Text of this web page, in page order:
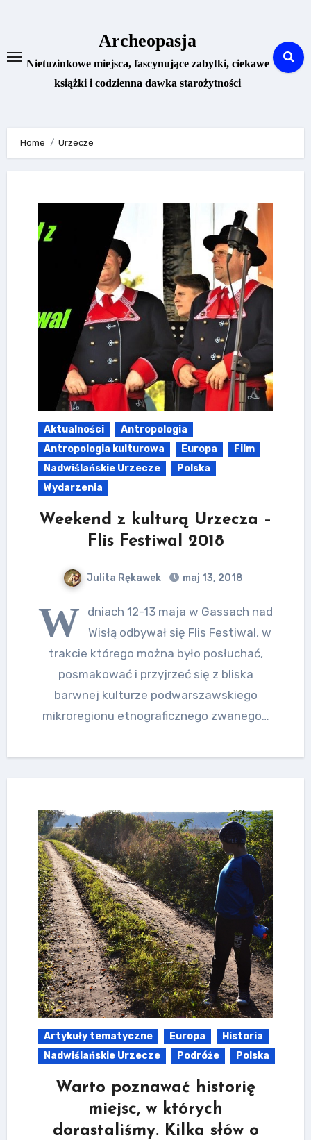
Archeopasja
Nietuzinkowe miejsca, fascynujące zabytki, ciekawe
książki i codzienna dawka starożytności
Home Urzecze
Aktualności
Antropologia
Antropologia kulturowa
Europa
Film
Nadwiślańskie Urzecze
Polska
Wydarzenia
Weekend z kulturą Urzecza –
Flis Festiwal 2018
Julita Rękawek maj 13, 2018
W
dniach 12-13 maja w Gassach nad
Wisłą odbywał się Flis Festiwal, w
trakcie którego można było posłuchać,
posmakować i przyjrzeć się z bliska
barwnej kulturze podwarszawskiego
mikroregionu etnograficznego zwanego…
Artykuły tematyczne Europa
Historia
Nadwiślańskie Urzecze
Podróże Polska
Warto poznawać historię
miejsc, w których
dorastaliśmy. Kilka słów o